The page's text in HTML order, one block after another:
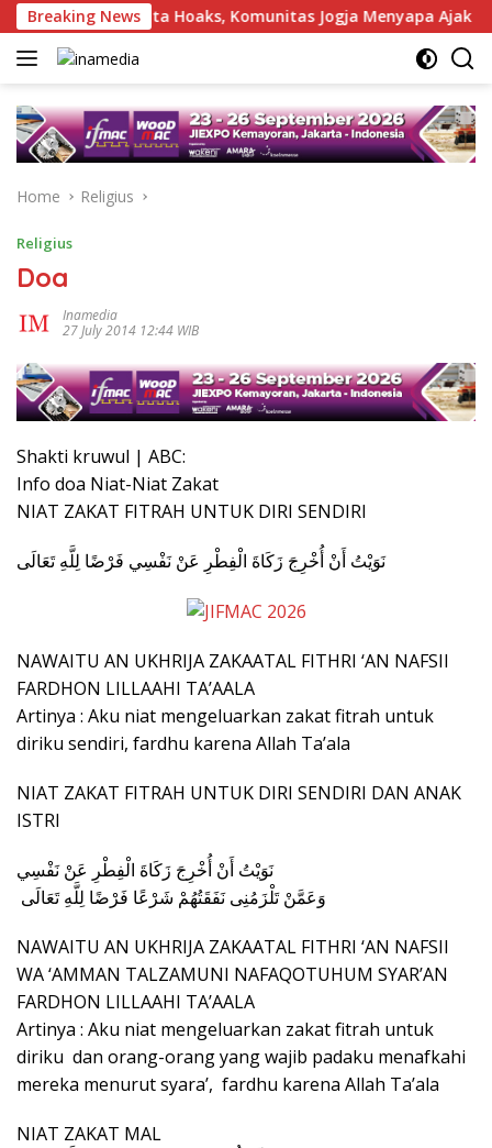
Skip
to
content
Breaking News
Hindari Berita Hoaks, Komunitas Jogja Menyapa Ajak
Home Religius
Religius
‎Doa
Inamedia
27 July 2014 12:44 WIB
Shakti kruwul | ABC:
Info doa Niat-Niat Zakat
NIAT ZAKAT FITRAH UNTUK DIRI SENDIRI
نَوَيْتُ أَنْ أُخْرِجَ زَكَاةَ الْفِطْرِ عَنْ نَفْسِي فَرْضًا لِلَّهِ تَعَالَى
NAWAITU AN UKHRIJA ZAKAATAL FITHRI ‘AN NAFSII
FARDHON LILLAAHI TA’AALA
Artinya : Aku niat mengeluarkan zakat fitrah untuk
diriku sendiri, fardhu karena Allah Ta’ala
NIAT ZAKAT FITRAH UNTUK DIRI SENDIRI DAN ANAK
ISTRI
نَوَيْتُ أَنْ أُخْرِجَ زَكَاةَ الْفِطْرِ عَنْ نَفْسِي
وَعَمَّنْ تَلْزَمُنِى نَفَقَتُهُمْ شَرْعًا فَرْضًا لِلَّهِ تَعَالَى
NAWAITU AN UKHRIJA ZAKAATAL FITHRI ‘AN NAFSII
WA ‘AMMAN TALZAMUNI NAFAQOTUHUM SYAR’AN
FARDHON LILLAAHI TA’AALA
Artinya : Aku niat mengeluarkan zakat fitrah untuk
diriku dan orang-orang yang wajib padaku menafkahi
mereka menurut syara’, fardhu karena Allah Ta’ala
NIAT ZAKAT MAL